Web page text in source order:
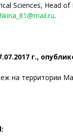
Sciences, Head
.
г.,
на территории